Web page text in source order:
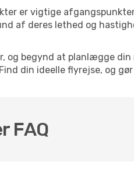
er vigtige
af deres lethed og
og begynd at planlægge
din ideelle flyrejse, og
FAQ